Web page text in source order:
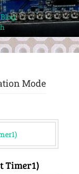
Mode
Timer1)